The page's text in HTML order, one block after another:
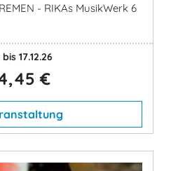
- RIKAs MusikWerk 6
bis 17.12.26
€